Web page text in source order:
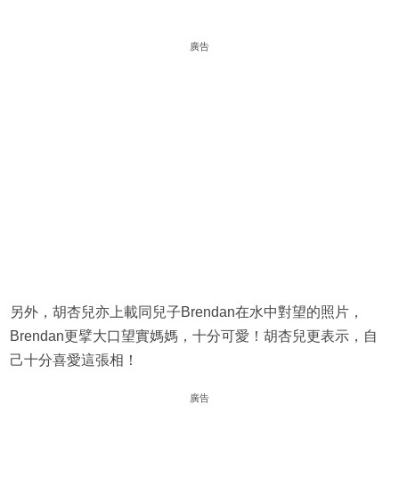
廣告
另外，胡杏兒亦上載同兒子Brendan在水中對望的照片，
Brendan更擘大口望實媽媽，十分可愛！胡杏兒更表示，自
己十分喜愛這張相！
廣告